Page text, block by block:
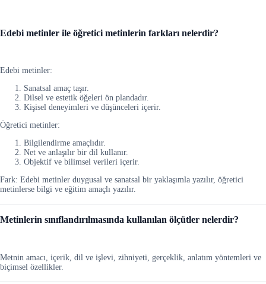
Edebi metinler ile öğretici metinlerin farkları nelerdir?
Edebi metinler:
Sanatsal amaç taşır.
Dilsel ve estetik öğeleri ön plandadır.
Kişisel deneyimleri ve düşünceleri içerir.
Öğretici metinler:
Bilgilendirme amaçlıdır.
Net ve anlaşılır bir dil kullanır.
Objektif ve bilimsel verileri içerir.
Fark: Edebi metinler duygusal ve sanatsal bir yaklaşımla yazılır, öğretici
metinlerse bilgi ve eğitim amaçlı yazılır.
Metinlerin sınıflandırılmasında kullanılan ölçütler nelerdir?
Metnin amacı, içerik, dil ve işlevi, zihniyeti, gerçeklik, anlatım yöntemleri ve
biçimsel özellikler.